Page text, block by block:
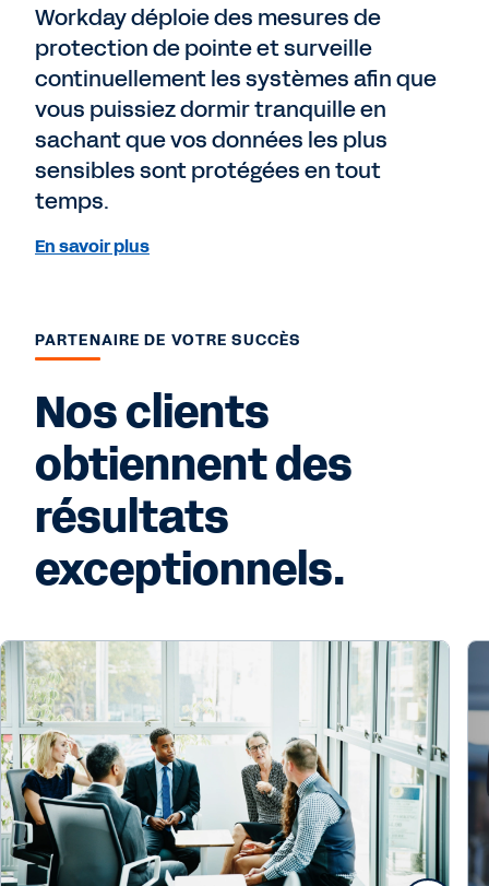
Workday déploie des mesures de
protection de pointe et surveille
continuellement les systèmes afin que
vous puissiez dormir tranquille en
sachant que vos données les plus
sensibles sont protégées en tout
temps.
En savoir plus
PARTENAIRE DE VOTRE SUCCÈS
Nos clients
obtiennent des
résultats
exceptionnels.